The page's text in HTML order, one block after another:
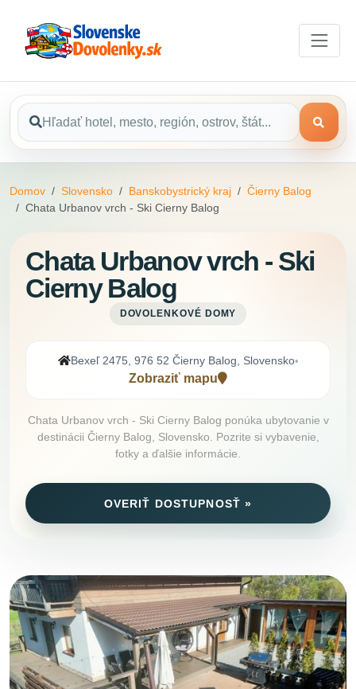
Domov Slovensko Banskobystrický kraj
Čierny Balog
Chata Urbanov vrch - Ski Cierny Balog
Chata Urbanov vrch - Ski
Cierny Balog
DOVOLENKOVÉ DOMY
Bexeľ 2475, 976 52 Čierny Balog, Slovensko•
Zobraziť mapu
Chata Urbanov vrch - Ski Cierny Balog ponúka ubytovanie v
destinácii Čierny Balog, Slovensko. Pozrite si vybavenie,
fotky a ďalšie informácie.
OVERIŤ DOSTUPNOSŤ »